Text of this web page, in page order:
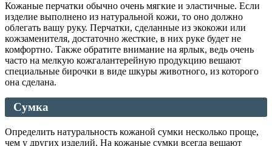
Кожаные перчатки обычно очень мягкие и эластичные. Если
изделие выполнено из натуральной кожи, то оно должно
облегать вашу руку. Перчатки, сделанные из экокожи или
кожзаменителя, достаточно жесткие, в них руке будет не
комфортно. Также обратите внимание на ярлык, ведь очень
часто на мелкую кожгалантерейную продукцию вешают
специальные бирочки в виде шкуры животного, из которого
она сделана.
Сумка
Определить натуральность кожаной сумки несколько проще,
чем у других изделий. На кожаные сумки всегда вешают